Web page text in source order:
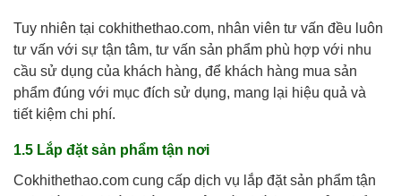
Tuy nhiên tại cokhithethao.com, nhân viên tư vấn đều luôn
tư vấn với sự tận tâm, tư vấn sản phẩm phù hợp với nhu
cầu sử dụng của khách hàng, để khách hàng mua sản
phẩm đúng với mục đích sử dụng, mang lại hiệu quả và
tiết kiệm chi phí.
1.5 Lắp đặt sản phẩm tận nơi
Cokhithethao.com cung cấp dịch vụ lắp đặt sản phẩm tận